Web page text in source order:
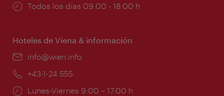
Horarios
Todos los días 09:00 - 18:00 h
Hoteles de Viena & información
e-
info@wien.info
Teléfono:
+43-1-24 555
Horarios
Lunes-Viernes 9:00 – 17:00 h